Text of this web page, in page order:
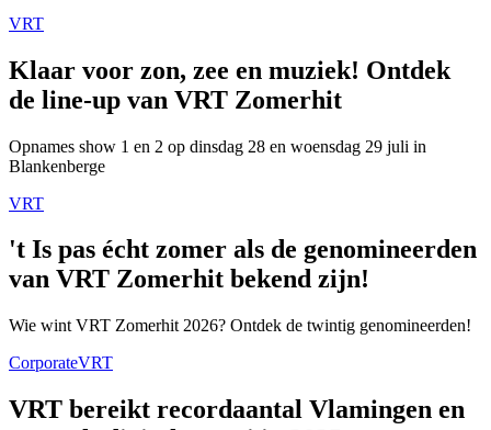
VRT
Klaar voor zon, zee en muziek! Ontdek
de line-up van VRT Zomerhit
Opnames show 1 en 2 op dinsdag 28 en woensdag 29 juli in
Blankenberge
VRT
't Is pas écht zomer als de genomineerden
van VRT Zomerhit bekend zijn!
Wie wint VRT Zomerhit 2026? Ontdek de twintig genomineerden!
CorporateVRT
VRT bereikt recordaantal Vlamingen en